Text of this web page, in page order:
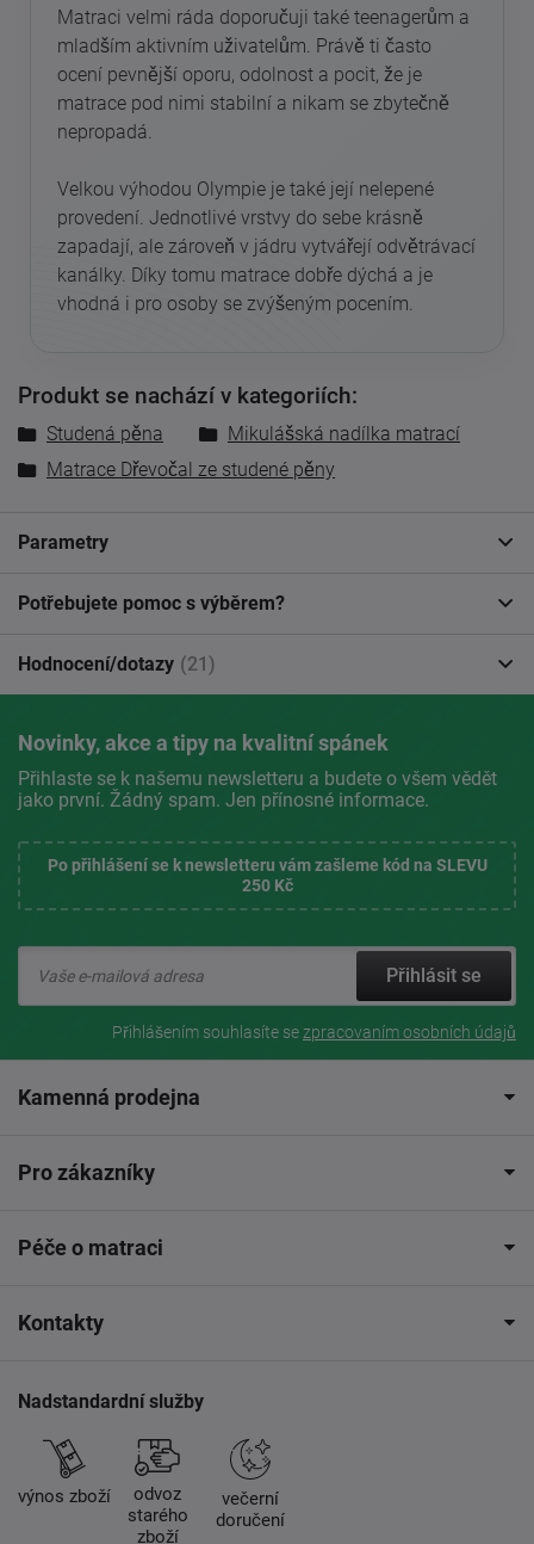
Matraci velmi ráda doporučuji také teenagerům a
mladším aktivním uživatelům. Právě ti často
ocení pevnější oporu, odolnost a pocit, že je
matrace pod nimi stabilní a nikam se zbytečně
nepropadá.
Velkou výhodou Olympie je také její nelepené
provedení. Jednotlivé vrstvy do sebe krásně
zapadají, ale zároveň v jádru vytvářejí odvětrávací
kanálky. Díky tomu matrace dobře dýchá a je
vhodná i pro osoby se zvýšeným pocením.
Produkt se nachází v kategoriích:
Studená pěna
Mikulášská nadílka matrací
Matrace Dřevočal ze studené pěny
Parametry
Potřebujete pomoc s výběrem?
Hodnocení/dotazy (21)
Novinky, akce a tipy na kvalitní spánek
Přihlaste se k našemu newsletteru a budete o všem vědět
jako první. Žádný spam. Jen přínosné informace.
Po přihlášení se k newsletteru vám zašleme kód na SLEVU
250 Kč
Přihlásit se
Přihlášením souhlasíte sezpracovaním osobních údajů
Kamenná prodejna
Pro zákazníky
Péče o matraci
Kontakty
Nadstandardní služby
výnos zboží
odvoz
starého
zboží
večerní
doručení